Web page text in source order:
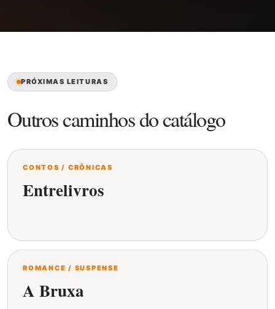
PRÓXIMAS LEITURAS
Outros caminhos do catálogo
CONTOS / CRÔNICAS
Entrelivros
ROMANCE / SUSPENSE
A Bruxa